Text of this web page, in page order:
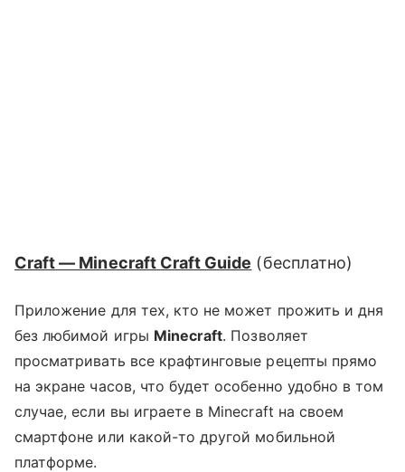
Craft — Minecraft Craft Guide (бесплатно)
Приложение для тех, кто не может прожить и дня
без любимой игры Minecraft. Позволяет
просматривать все крафтинговые рецепты прямо
на экране часов, что будет особенно удобно в том
случае, если вы играете в Minecraft на своем
смартфоне или какой-то другой мобильной
платформе.